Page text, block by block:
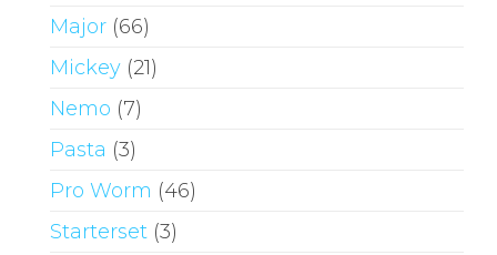
Major (66)
Mickey (21)
Nemo (7)
Pasta (3)
Pro Worm (46)
Starterset (3)